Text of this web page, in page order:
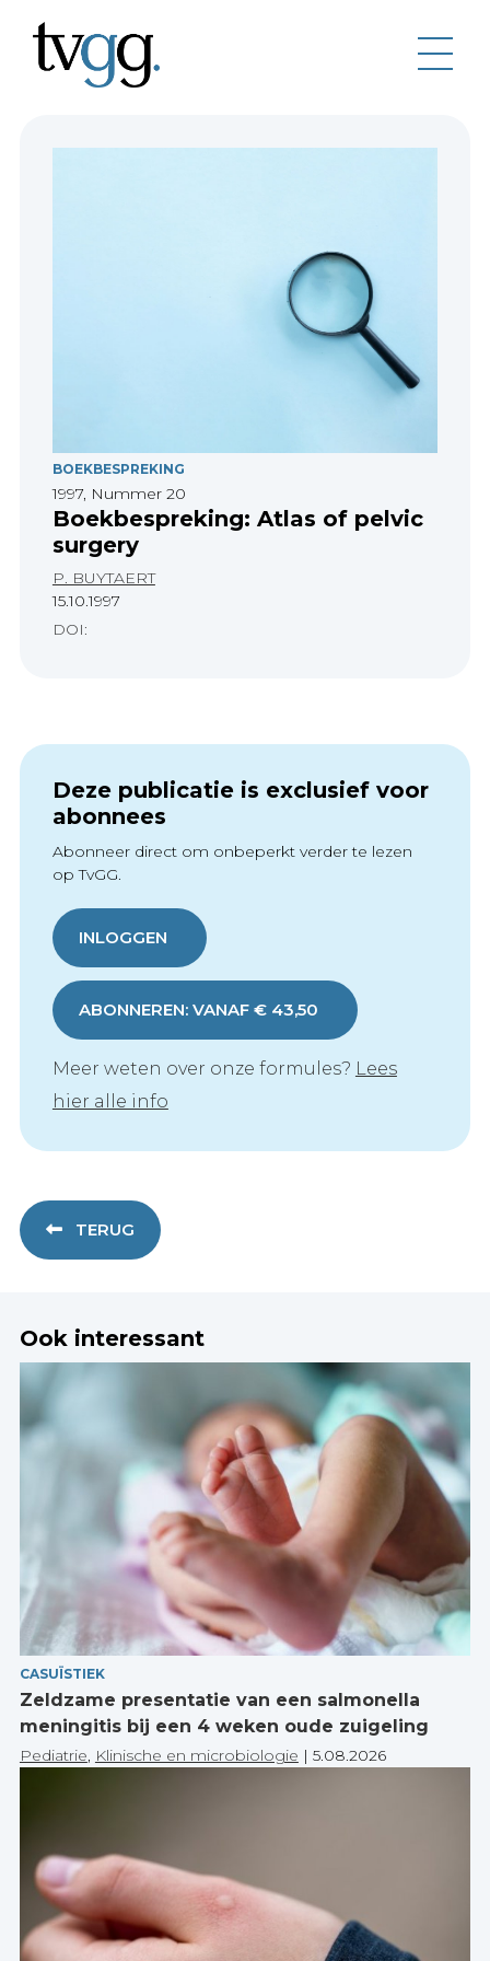
BOEKBESPREKING
1997, Nummer 20
Boekbespreking: Atlas of pelvic
surgery
P. BUYTAERT
15.10.1997
DOI:
Deze publicatie is exclusief voor
abonnees
Abonneer direct om onbeperkt verder te lezen
op TvGG.
INLOGGEN
ABONNEREN: VANAF € 43,50
Meer weten over onze formules? Lees
hier alle info
TERUG
Ook interessant
CASUÏSTIEK
Zeldzame presentatie van een salmonella
meningitis bij een 4 weken oude zuigeling
Pediatrie, Klinische en microbiologie | 5.08.2026